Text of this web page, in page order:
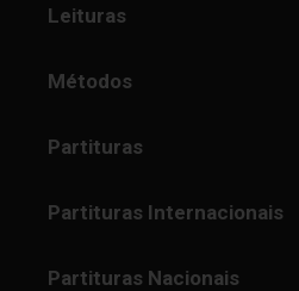
Leituras
Métodos
Partituras
Partituras Internacionais
Partituras Nacionais